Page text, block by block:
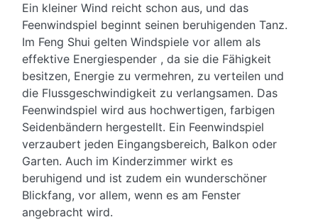
Ein kleiner Wind reicht schon aus, und das
Feenwindspiel beginnt seinen beruhigenden Tanz.
Im Feng Shui gelten Windspiele vor allem als
effektive Energiespender , da sie die Fähigkeit
besitzen, Energie zu vermehren, zu verteilen und
die Flussgeschwindigkeit zu verlangsamen. Das
Feenwindspiel wird aus hochwertigen, farbigen
Seidenbändern hergestellt. Ein Feenwindspiel
verzaubert jeden Eingangsbereich, Balkon oder
Garten. Auch im Kinderzimmer wirkt es
beruhigend und ist zudem ein wunderschöner
Blickfang, vor allem, wenn es am Fenster
angebracht wird.